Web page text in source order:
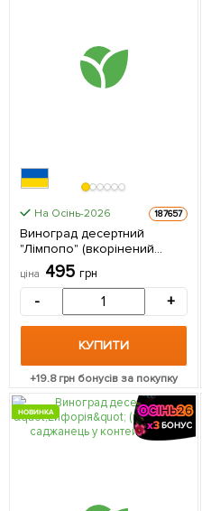
На Осінь-2026 187657
Виноград десертний
"Лімпопо" (вкорінений
саджанець у контейнері) 1
саджанець в упаковці
ціна 495 грн
- +
КУПИТИ
+19.8грн бонусів за покупку
НОВИНКА